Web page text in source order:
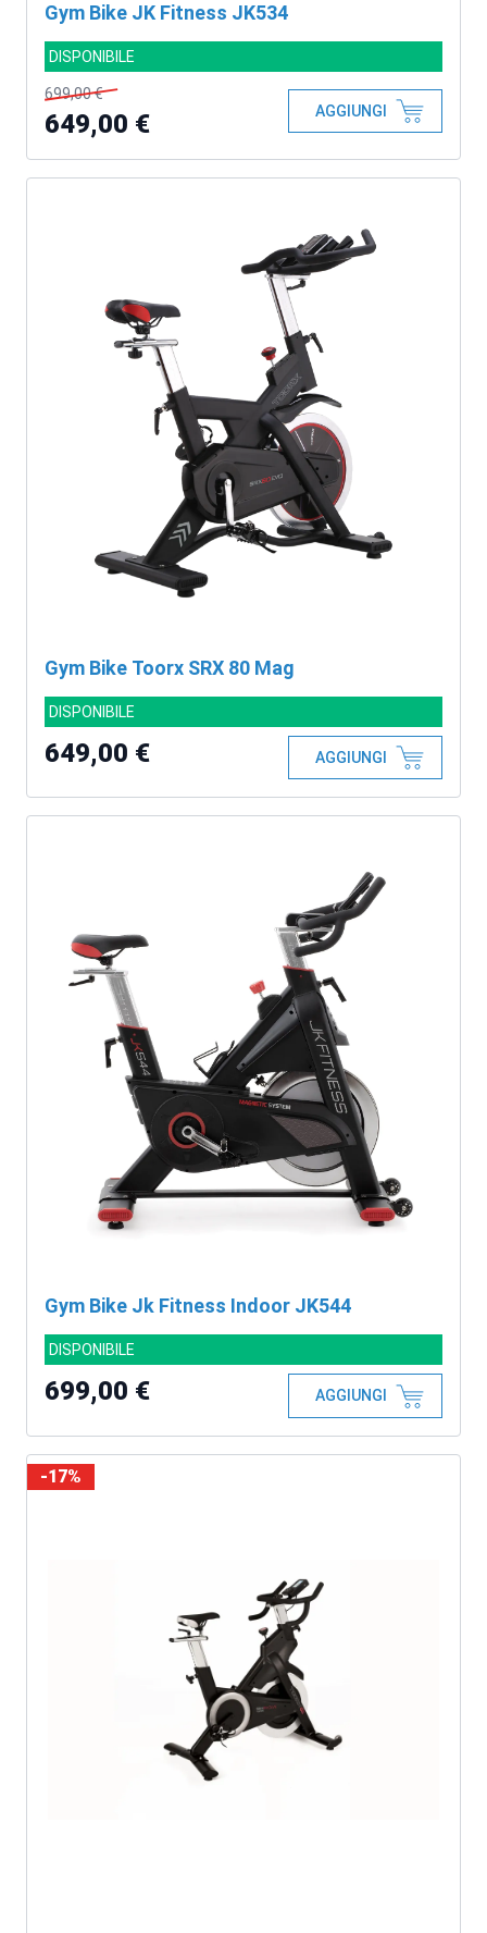
Gym Bike JK Fitness JK534
DISPONIBILE
699,00 €
649,00 € AGGIUNGI
Gym Bike Toorx SRX 80 Mag
DISPONIBILE
649,00 € AGGIUNGI
Gym Bike Jk Fitness Indoor JK544
DISPONIBILE
699,00 € AGGIUNGI
-17%